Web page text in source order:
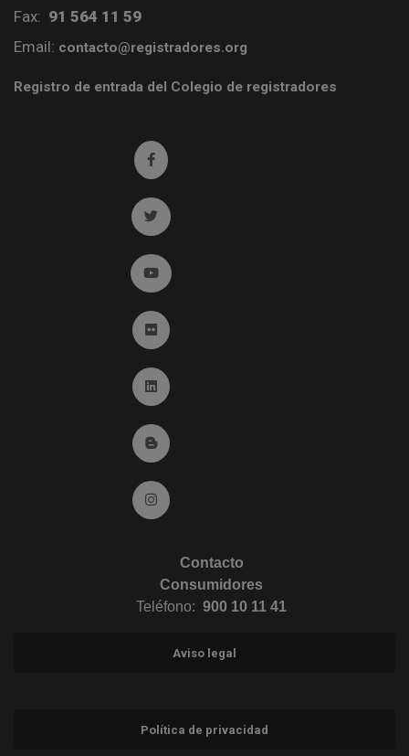
Fax: 91 564 11 59
Email: contacto@registradores.org
Registro de entrada del Colegio de registradores
Ir a facebook (abre en ventana nueva)
Ir a twitter (abre en ventana nueva)
Ir a YouTube (abre en ventana nueva)
Ir a Flickr (abre en ventana nueva)
Ir a Linkedin (abre en ventana nueva)
Ir al Blog (abre en ventana nueva)
Ir a Instagram (abre en ventana nueva)
Contacto
Consumidores
Teléfono: 900 10 11 41
Aviso legal
Política de privacidad